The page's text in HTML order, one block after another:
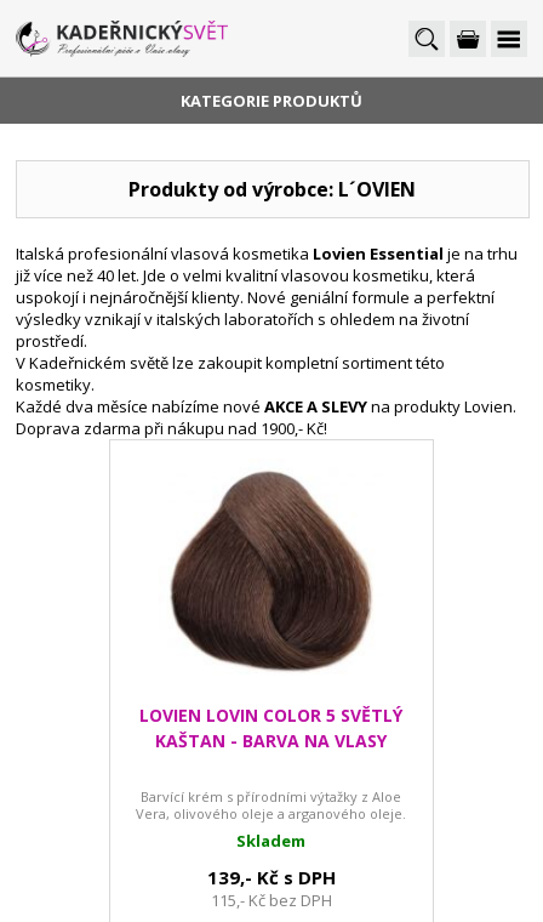
KATEGORIE PRODUKTŮ
Produkty od výrobce: L´OVIEN
Italská profesionální vlasová kosmetika Lovien Essential je na trhu
již více než 40 let. Jde o velmi kvalitní vlasovou kosmetiku, která
uspokojí i nejnáročnější klienty. Nové geniální formule a perfektní
výsledky vznikají v italských laboratořích s ohledem na životní
prostředí.
V Kadeřnickém světě lze zakoupit kompletní sortiment této
kosmetiky.
Každé dva měsíce nabízíme novéAKCE A SLEVYna produkty Lovien.
Doprava zdarma při nákupu nad 1900,- Kč!
LOVIEN LOVIN COLOR 5 SVĚTLÝ
KAŠTAN - BARVA NA VLASY
Barvící krém s přírodními výtažky z Aloe
Vera, olivového oleje a arganového oleje.
Skladem
139,- Kč s DPH
115,- Kč bez DPH